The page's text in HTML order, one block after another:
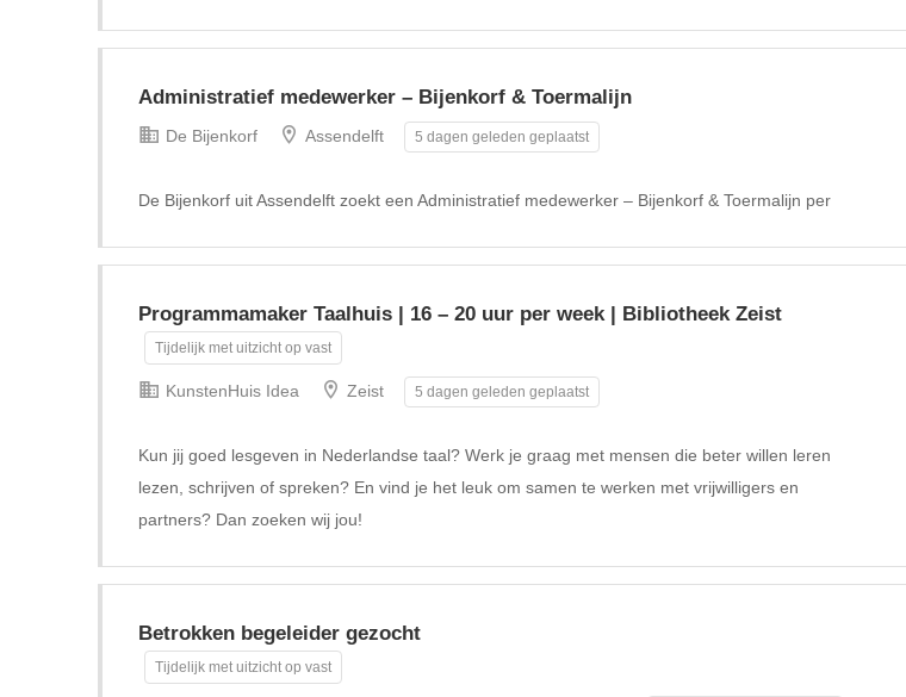
Administratief medewerker – Bijenkorf & Toermalijn
De Bijenkorf Assendelft 5 dagen geleden geplaatst
De Bijenkorf uit Assendelft zoekt een Administratief medewerker – Bijenkorf & Toermalijn per
Programmamaker Taalhuis | 16 – 20 uur per week | Bibliotheek Zeist
Tijdelijk met uitzicht op vast
KunstenHuis Idea Zeist 5 dagen geleden geplaatst
Kun jij goed lesgeven in Nederlandse taal? Werk je graag met mensen die beter willen leren
lezen, schrijven of spreken? En vind je het leuk om samen te werken met vrijwilligers en
partners? Dan zoeken wij jou!
Betrokken begeleider gezocht
Tijdelijk met uitzicht op vast